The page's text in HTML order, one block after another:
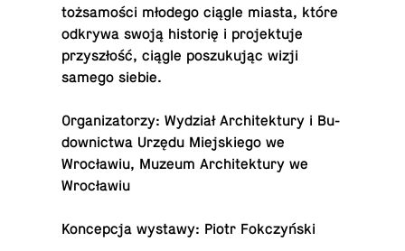
tożsamości młodego ciągle miasta, które
odkrywa swoją historię i pro­jek­tuje
przyszłość, ciągle poszukując wizji
samego siebie.
Or­ga­ni­za­torzy: Wydział Ar­chitek­tury i Bu­
down­ictwa Urzędu Miejskiego we
Wrocławiu, Muzeum Ar­chitek­tury we
Wrocławiu
Kon­cepcja wystawy: Piotr Fokczyński